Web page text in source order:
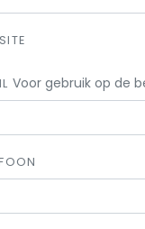
Voor gebruik op de